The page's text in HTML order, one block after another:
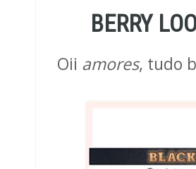
BERRY
Oii amores, tudo